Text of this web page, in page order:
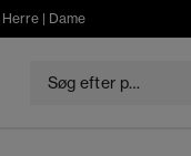
Herre| Dame